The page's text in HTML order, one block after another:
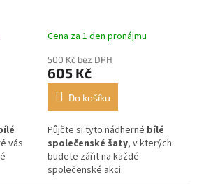
vás
Cena za 1 den pronájmu
500 Kč bez DPH
605 Kč
Do košíku
Půjčte si tyto nádherné bílé
společenské šaty, v kterých
budete zářit na každé
společenské akci.